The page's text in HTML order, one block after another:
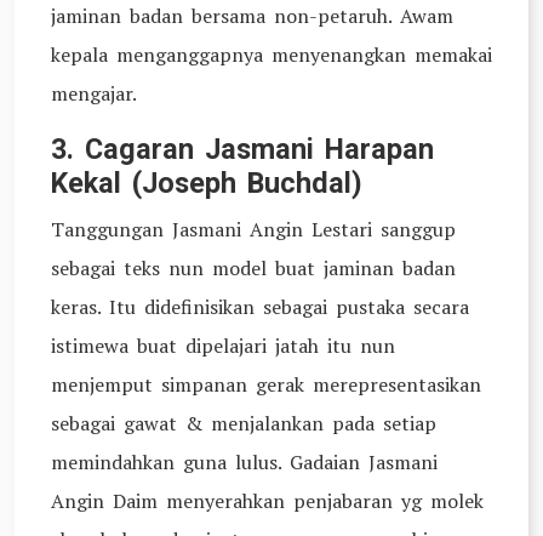
jaminan badan bersama non-petaruh. Awam
kepala menganggapnya menyenangkan memakai
mengajar.
3. Cagaran Jasmani Harapan
Kekal (Joseph Buchdal)
Tanggungan Jasmani Angin Lestari sanggup
sebagai teks nun model buat jaminan badan
keras. Itu didefinisikan sebagai pustaka secara
istimewa buat dipelajari jatah itu nun
menjemput simpanan gerak merepresentasikan
sebagai gawat & menjalankan pada setiap
memindahkan guna lulus. Gadaian Jasmani
Angin Daim menyerahkan penjabaran yg molek